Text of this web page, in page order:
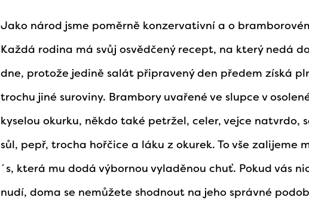
Jako národ jsme poměrně konzervativní a o
Každá rodina má svůj osvědčený recept, na který nedá
dne, protože jedině salát připravený den předem získá
trochu jiné suroviny. Brambory uvařené ve slupce v
kyselou okurku, někdo také petržel, celer, vejce natvrdo,
sůl, pepř, trocha hořčice a láku z okurek. To vše zalijeme
´s, která mu dodá výbornou vyladěnou chuť. Pokud vás
nudí, doma se nemůžete shodnout na jeho správné